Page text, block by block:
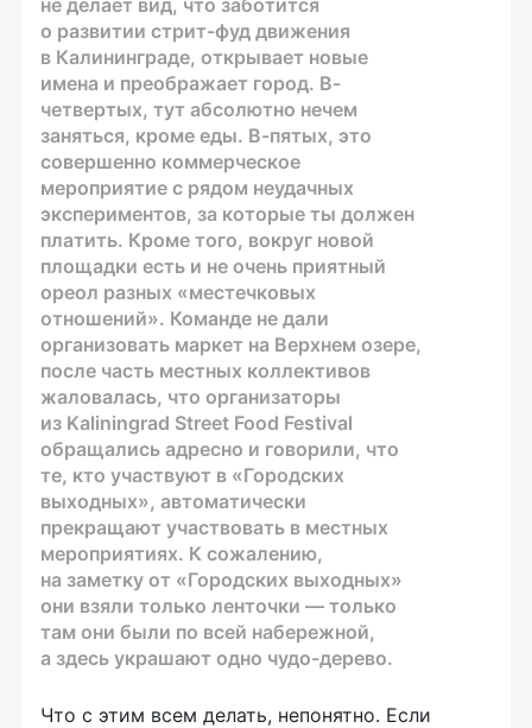
о развитии стрит-фуд движения
в Калининграде, открывает новые
имена и преображает город. В-
четвертых, тут абсолютно нечем
заняться, кроме еды. В-пятых, это
совершенно коммерческое
мероприятие с рядом неудачных
экспериментов, за которые ты должен
платить. Кроме того, вокруг новой
площадки есть и не очень приятный
ореол разных «местечковых
отношений». Команде не дали
организовать маркет на Верхнем озере,
после часть местных коллективов
жаловалась, что организаторы
из Kaliningrad Street Food Festival
обращались адресно и говорили, что
те, кто участвуют в «Городских
выходных», автоматически
прекращают участвовать в местных
мероприятиях. К сожалению,
на заметку от «Городских выходных»
они взяли только ленточки — только
там они были по всей набережной,
а здесь украшают одно чудо-дерево.
Что с этим всем делать, непонятно. Если